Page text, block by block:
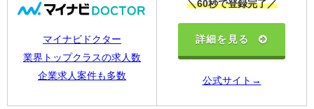
マイナビドクター
業界トップクラスの求人数
企業求人案件も多数
＼60秒で登録完了／
詳細を見る
公式サイト→